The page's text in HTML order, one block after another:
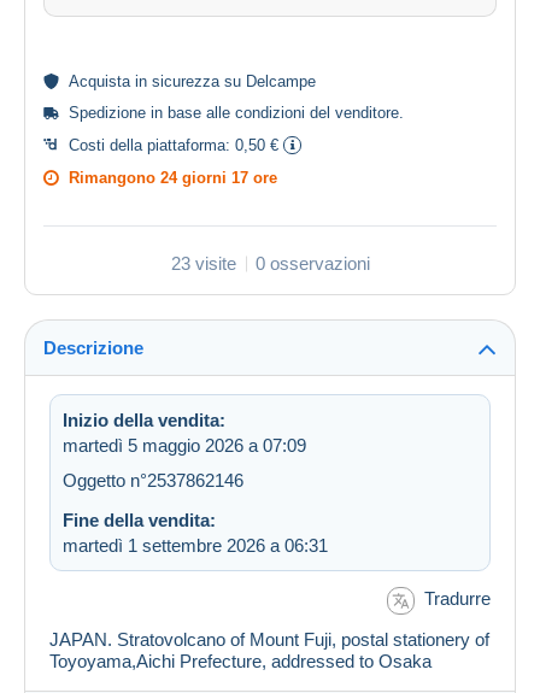
Acquista in sicurezzasu Delcampe
Spedizione in base alle condizioni del venditore.
Costi della piattaforma: 0,50 €
Rimangono 24 giorni 17 ore
23 visite 0 osservazioni
Descrizione
Inizio della vendita:
martedì 5 maggio 2026 a 07:09
Oggetto n°2537862146
Fine della vendita:
martedì 1 settembre 2026 a 06:31
Tradurre
JAPAN. Stratovolcano of Mount Fuji, postal stationery of
Toyoyama,Aichi Prefecture, addressed to Osaka